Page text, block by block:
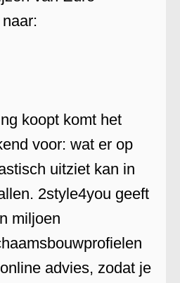
koopt komt het
voor: wat er op
uitziet kan in
2style4you geeft
miljoen
advies, zodat je